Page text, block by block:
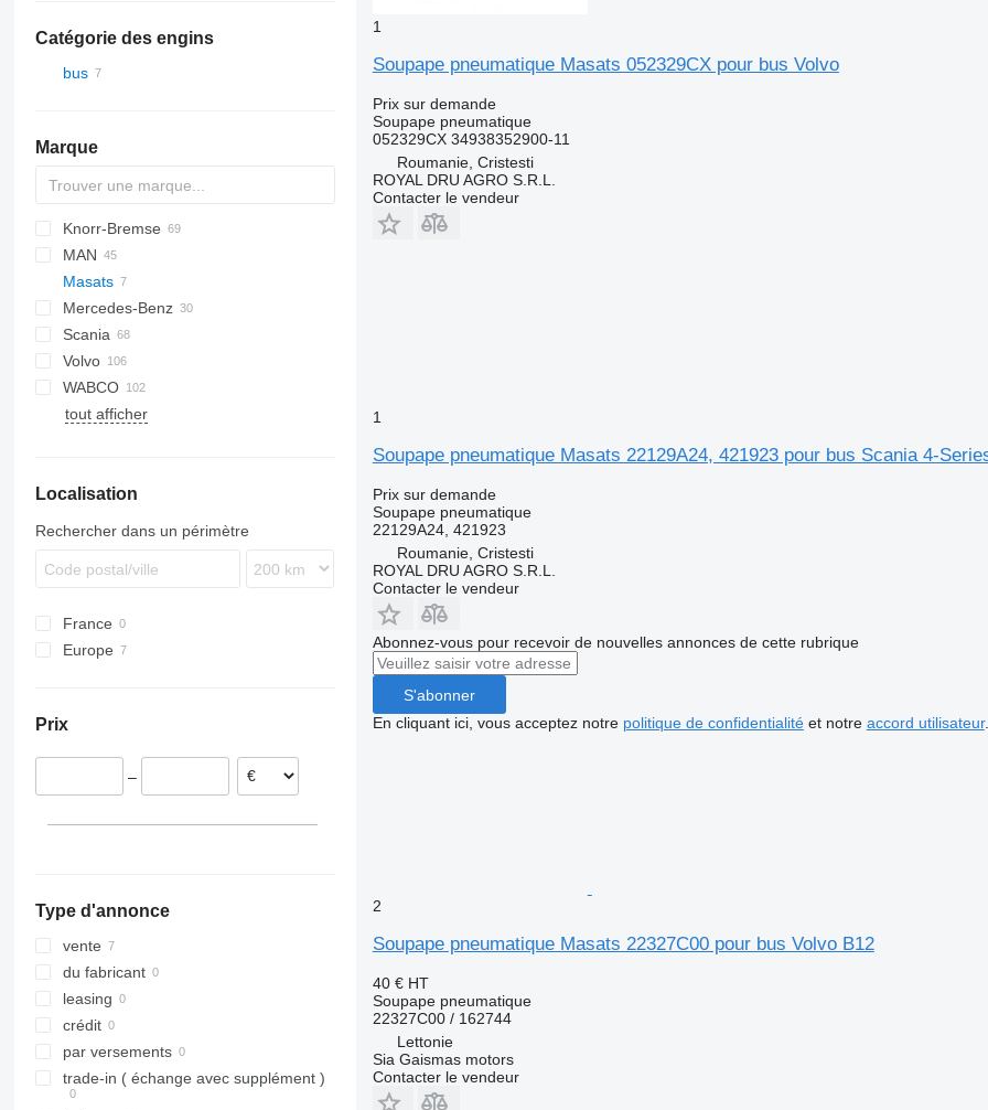
Catégorie des engins
bus
Marque
Futura
SB
Axer
Citelis
Domino
Evadys
Karosa
Recreo
Knorr-Bremse
MAN
A-series
Lion's series
Masats
Mercedes-Benz
Citaro
Intouro
Tourismo
Travego
Cityliner
Skyliner
Scania
K-series
Alpino
Urbino
T-series
Volvo
8700
B-series
WABCO
tout afficher
Localisation
Rechercher dans un périmètre
France
Europe
Prix
–
Type d'annonce
vente
du fabricant
leasing
crédit
par versements
trade-in ( échange avec supplément )
1
Soupape pneumatique Masats 052329CX pour bus Volvo
Prix sur demande
Soupape pneumatique
052329CX 34938352900-11
Roumanie, Cristesti
ROYAL DRU AGRO S.R.L.
Contacter le vendeur
1
Soupape pneumatique Masats 22129A24, 421923 pour bus Scania 4-
Prix sur demande
Soupape pneumatique
22129A24, 421923
Roumanie, Cristesti
ROYAL DRU AGRO S.R.L.
Contacter le vendeur
Abonnez-vous pour recevoir de nouvelles annonces de cette rubrique
S'abonner
En cliquant ici, vous acceptez notre politique de confidentialitéet notre accord utilisateur.
2
Soupape pneumatique Masats 22327C00 pour bus Volvo B12
40 € HT
Soupape pneumatique
22327C00 / 162744
Lettonie
Sia Gaismas motors
Contacter le vendeur